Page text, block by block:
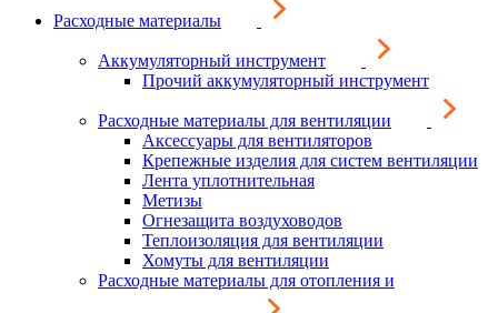
Расходные материалы
Аккумуляторный инструмент
Прочий аккумуляторный инструмент
Расходные материалы для вентиляции
Аксессуары для вентиляторов
Крепежные изделия для систем вентиляции
Лента уплотнительная
Метизы
Огнезащита воздуховодов
Теплоизоляция для вентиляции
Хомуты для вентиляции
Расходные материалы для отопления и